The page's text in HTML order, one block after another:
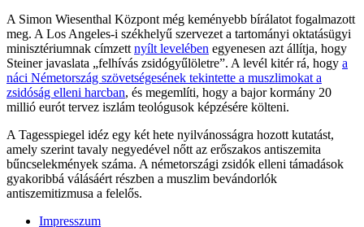
A Simon Wiesenthal Központ még keményebb bírálatot fogalmazott
meg. A Los Angeles-i székhelyű szervezet a tartományi oktatásügyi
minisztériumnak címzett nyílt levelében egyenesen azt állítja, hogy
Steiner javaslata „felhívás zsidógyűlöletre”. A levél kitér rá, hogy a
náci Németország szövetségesének tekintette a muszlimokat a
zsidóság elleni harcban, és megemlíti, hogy a bajor kormány 20
millió eurót tervez iszlám teológusok képzésére költeni.
A Tagesspiegel idéz egy két hete nyilvánosságra hozott kutatást,
amely szerint tavaly negyedével nőtt az erőszakos antiszemita
bűncselekmények száma. A németországi zsidók elleni támadások
gyakoribbá válásáért részben a muszlim bevándorlók
antiszemitizmusa a felelős.
Impresszum